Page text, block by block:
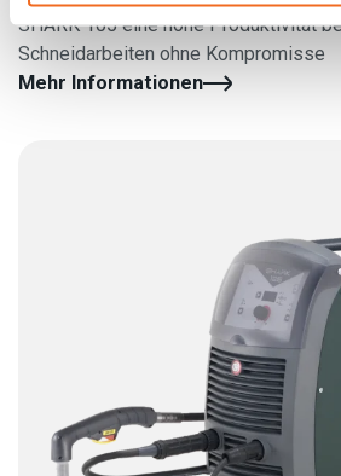
SHARK 105 eine hohe Produktivität
Schneidarbeiten ohne Kompromisse
Mehr Informationen